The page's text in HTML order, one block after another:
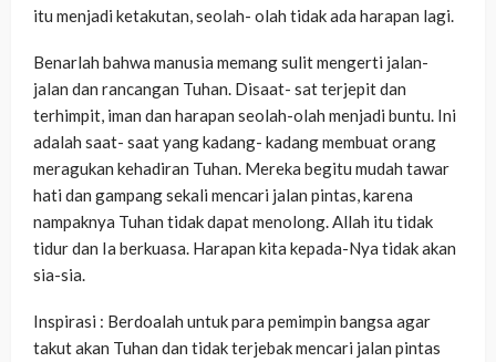
itu menjadi ketakutan, seolah- olah tidak ada harapan lagi.
Benarlah bahwa manusia memang sulit mengerti jalan-
jalan dan rancangan Tuhan. Disaat- sat terjepit dan
terhimpit, iman dan harapan seolah-olah menjadi buntu. Ini
adalah saat- saat yang kadang- kadang membuat orang
meragukan kehadiran Tuhan. Mereka begitu mudah tawar
hati dan gampang sekali mencari jalan pintas, karena
nampaknya Tuhan tidak dapat menolong. Allah itu tidak
tidur dan Ia berkuasa. Harapan kita kepada-Nya tidak akan
sia-sia.
Inspirasi : Berdoalah untuk para pemimpin bangsa agar
takut akan Tuhan dan tidak terjebak mencari jalan pintas